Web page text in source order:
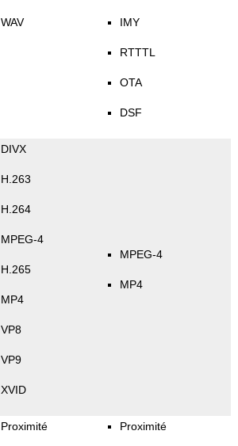
WAV IMY
RTTTL
OTA
DSF
DIVX
H.263
H.264
MPEG-4
H.265
MP4
VP8
VP9
XVID
MPEG-4
MP4
Proximité Proximité